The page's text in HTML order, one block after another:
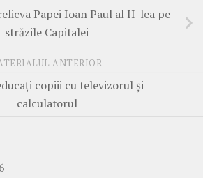
Papei Ioan Paul al II-lea pe
străzile Capitalei
ANTERIOR
copiii cu televizorul şi
calculatorul